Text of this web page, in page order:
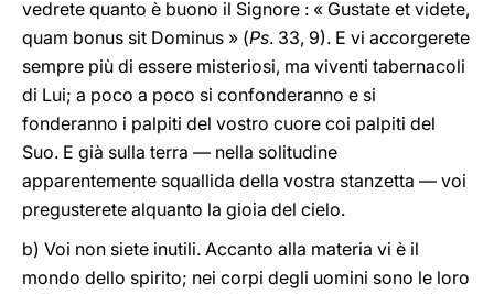
vedrete quanto è buono il Signore : « Gustate et videte,
quam bonus sit Dominus » (Ps. 33, 9). E vi accorgerete
sempre più di essere misteriosi, ma viventi tabernacoli
di Lui; a poco a poco si confonderanno e si
fonderanno i palpiti del vostro cuore coi palpiti del
Suo. E già sulla terra — nella solitudine
apparentemente squallida della vostra stanzetta — voi
pregusterete alquanto la gioia del cielo.
b) Voi non siete inutili. Accanto alla materia vi è il
mondo dello spirito; nei corpi degli uomini sono le loro